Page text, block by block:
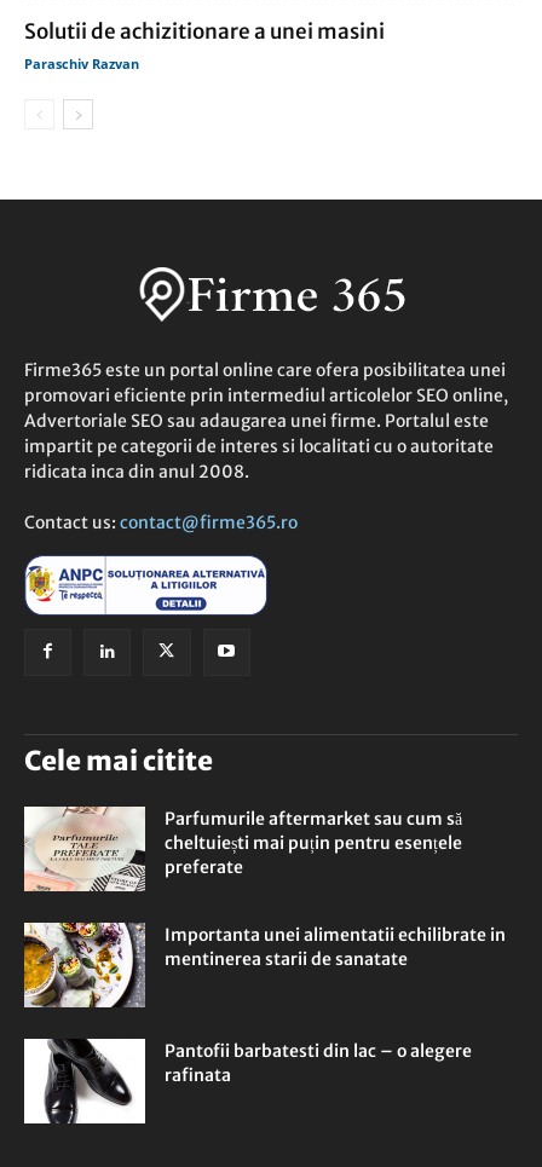
Solutii de achizitionare a unei masini
Paraschiv Razvan
Firme365 este un portal online care ofera posibilitatea unei
promovari eficiente prin intermediul articolelor SEO online,
Advertoriale SEO sau adaugarea unei firme. Portalul este
impartit pe categorii de interes si localitati cu o autoritate
ridicata inca din anul 2008.
Contact us: contact@firme365.ro
Cele mai citite
Parfumurile aftermarket sau cum să
cheltuiești mai puțin pentru esențele
preferate
Importanta unei alimentatii echilibrate in
mentinerea starii de sanatate
Pantofii barbatesti din lac – o alegere
rafinata